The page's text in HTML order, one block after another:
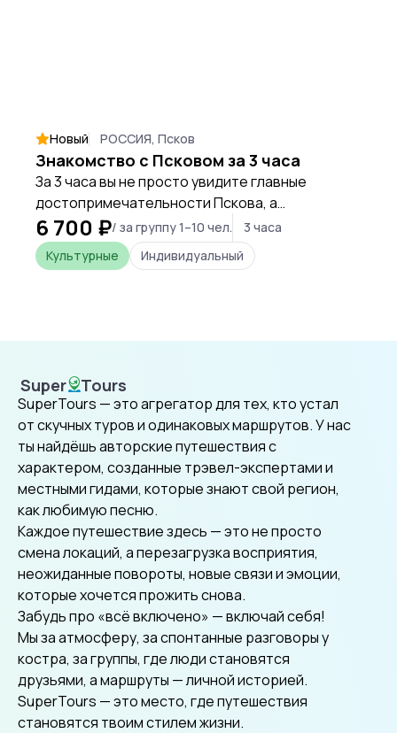
Новый РОССИЯ, Псков
Знакомство с Псковом за 3 часа
За 3 часа вы не просто увидите главные
достопримечательности Пскова, а
почувствуете его душу: от суровой мощи
древнего Кремля до уютного очарования
губернских улочек.
6 700 ₽/ за группу 1–10 чел.
3 часа
Культурные
Индивидуальный
Super Tours
SuperTours
SuperTours — это агрегатор для тех, кто устал
от скучных туров и одинаковых маршрутов. У нас
ты найдёшь авторские путешествия с
характером, созданные трэвел-экспертами и
местными гидами, которые знают свой регион,
как любимую песню.
Каждое путешествие здесь — это не просто
смена локаций, а перезагрузка восприятия,
неожиданные повороты, новые связи и эмоции,
которые хочется прожить снова.
Забудь про «всё включено» — включай себя!
Мы за атмосферу, за спонтанные разговоры у
костра, за группы, где люди становятся
друзьями, а маршруты — личной историей.
SuperTours — это место, где путешествия
становятся твоим стилем жизни.